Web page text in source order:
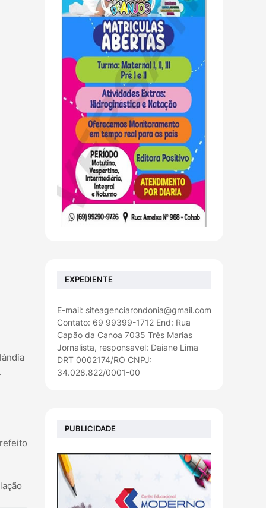
EXPEDIENTE
E-mail: siteagenciarondonia@gmail.com
Contato: 69 99399-1712 End: Rua
Capão da Canoa 7035 Três Marias
Jornalista, responsavel: Daiane Lima
DRT 0002174/RO CNPJ:
34.028.822/0001-00
PUBLICIDADE